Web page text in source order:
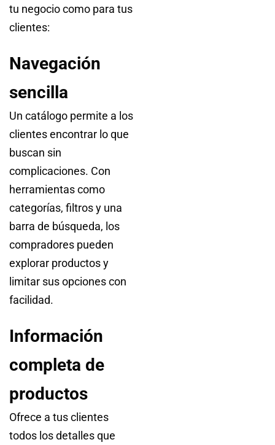
tu negocio como para tus
clientes:
Navegación
sencilla
Un catálogo permite a los
clientes encontrar lo que
buscan sin
complicaciones. Con
herramientas como
categorías, filtros y una
barra de búsqueda, los
compradores pueden
explorar productos y
limitar sus opciones con
facilidad.
Información
completa de
productos
Ofrece a tus clientes
todos los detalles que